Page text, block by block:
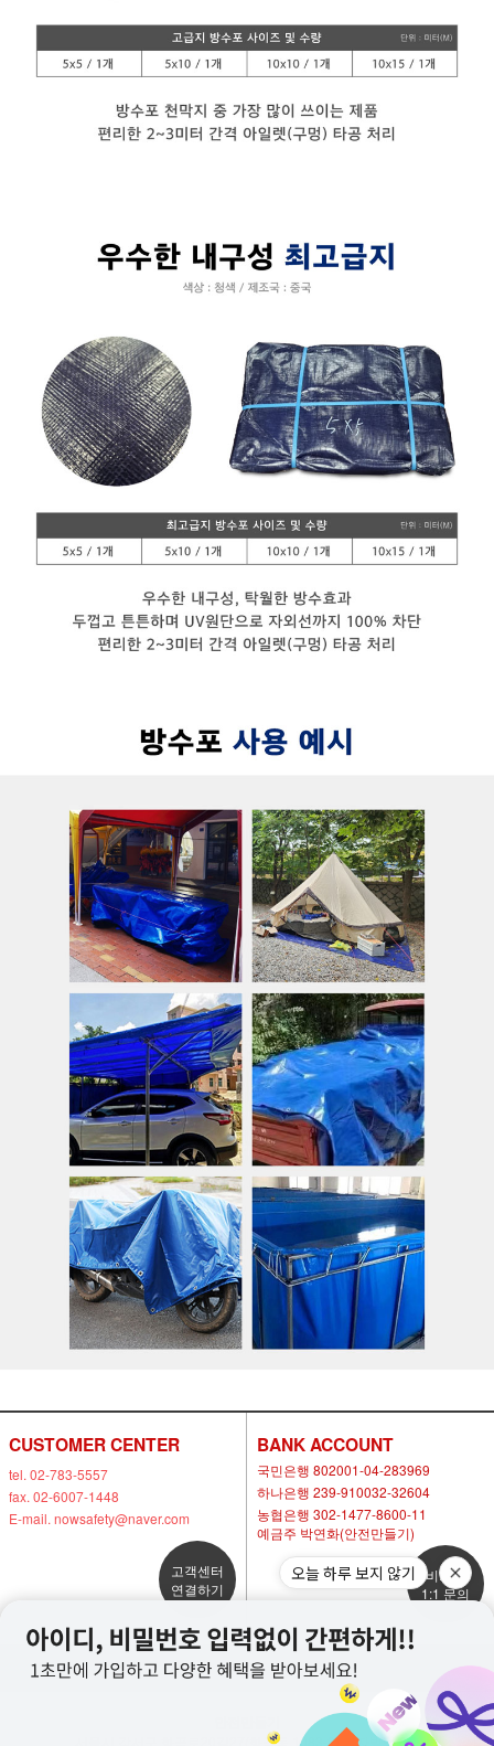
CUSTOMER CENTER
tel. 02-783-5557
fax. 02-6007-1448
E-mail. nowsafety@naver.com
고객센터
연결하기
BANK ACCOUNT
국민은행 802001-04-283969
하나은행 239-910032-32604
농협은행 302-1477-8600-11
예금주 박연화(안전만들기)
비회원
1:1 문의
이용안내 고객센터
서울시 강서구 화곡로20길27(화곡동 1083-2) 가자빌딩 3층
오늘 하루 보지 않기